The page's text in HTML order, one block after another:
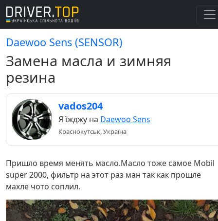
Daewoo Sens (SENSOR)
Замена масла и зимняя
резина
vados204
Я їжджу на Daewoo Sens
Краснокутськ, Україна
Пришло время менять масло.Масло тоже самое Mobil
super 2000, фильтр на этот раз ман так как прошле
махле чото соплил.